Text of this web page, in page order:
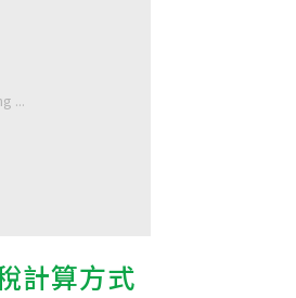
計算方式